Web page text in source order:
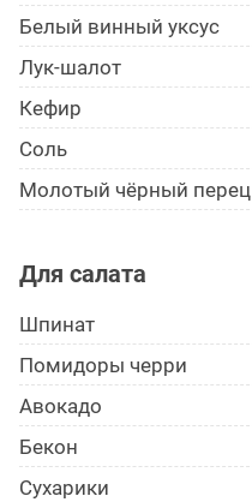
Белый винный уксус
Лук-шалот
Кефир
Соль
Молотый чёрный перец
Для салата
Шпинат
Помидоры черри
Авокадо
Бекон
Сухарики